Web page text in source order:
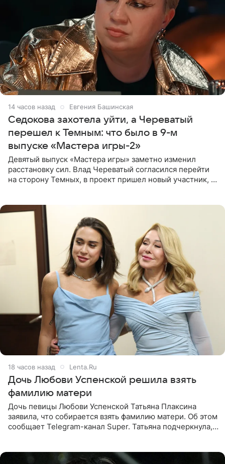
14 часов назад Евгения Башинская
Седокова захотела уйти, а Череватый
перешел к Темным: что было в 9-м
выпуске «Мастера игры-2»
Девятый выпуск «Мастера игры» заметно изменил
расстановку сил. Влад Череватый согласился перейти
на сторону Темных, в проект пришел новый участник, а
18 часов назад Lenta.Ru
Дочь Любови Успенской решила взять
фамилию матери
Дочь певицы Любови Успенской Татьяна Плаксина
заявила, что собирается взять фамилию матери. Об этом
сообщает Telegram-канал Super. Татьяна подчеркнула,